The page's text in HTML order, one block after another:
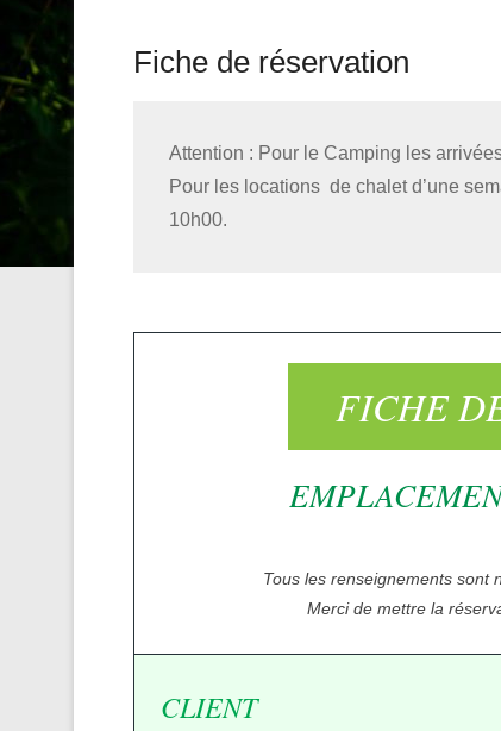
Fiche de réservation
Attention : Pour le Camping les
Pour les locations de chalet d’une
10h00.
FICHE
Tous les renseignements sont
Merci de mettre la
CLIENT